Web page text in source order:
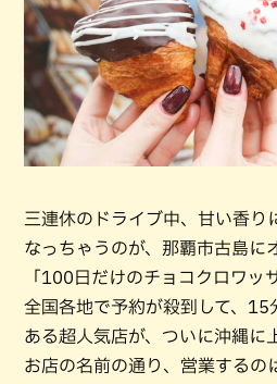
三連休のドライブ中、甘い香り
なっちゃうのが、那覇市古島に
「100日だけのチョコクロワッ
全国各地で予約が殺到して、15
ある超人気店が、ついに沖縄に
お店の名前の通り、営業する